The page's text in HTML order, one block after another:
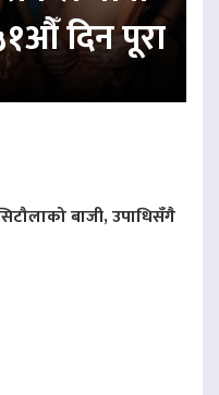
दिन पूरा
बाजी, उपाधिसँगै